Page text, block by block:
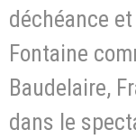
déchéance
Fontaine
Baudelaire,
dans le